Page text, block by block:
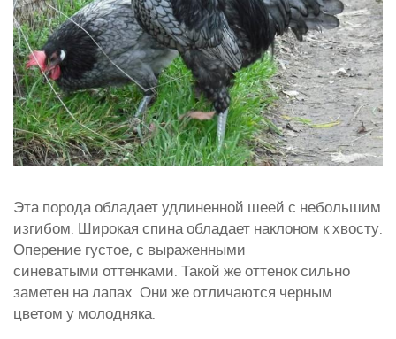
Эта порода обладает удлиненной шеей с небольшим
изгибом. Широкая спина обладает наклоном к хвосту.
Оперение густое, с выраженными
синеватыми оттенками. Такой же оттенок сильно
заметен на лапах. Они же отличаются черным
цветом у молодняка.